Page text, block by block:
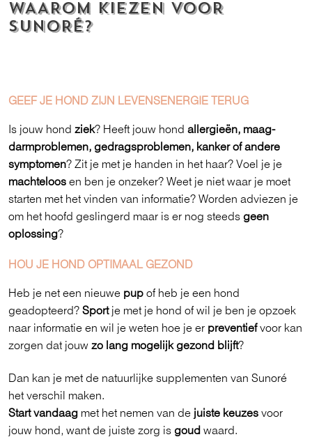
WAAROM KIEZEN VOOR
SUNORÉ?
GEEF JE HOND ZIJN LEVENSENERGIE TERUG
Is jouw hond ziek? Heeft jouw hond allergieën, maag-
darmproblemen, gedragsproblemen, kanker of andere
symptomen? Zit je met je handen in het haar? Voel je je
machteloos en ben je onzeker? Weet je niet waar je moet
starten met het vinden van informatie? Worden adviezen je
om het hoofd geslingerd maar is er nog steeds geen
oplossing?
HOU JE HOND OPTIMAAL GEZOND
Heb je net een nieuwe pup of heb je een hond
geadopteerd? Sport je met je hond of wil je ben je opzoek
naar informatie en wil je weten hoe je er preventiefvoor kan
zorgen dat jouw zo lang mogelijk gezond blijft?
Dan kan je met de natuurlijke supplementen van Sunoré
het verschil maken.
Start vandaag met het nemen van de juiste keuzes voor
jouw hond, want de juiste zorg is goud waard.